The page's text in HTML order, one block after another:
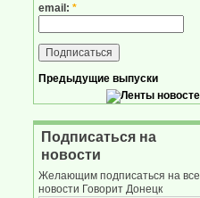
email: *
Предыдущие выпуски
Подписаться на
новости
Желающим подписаться на все
новости Говорит Донецк